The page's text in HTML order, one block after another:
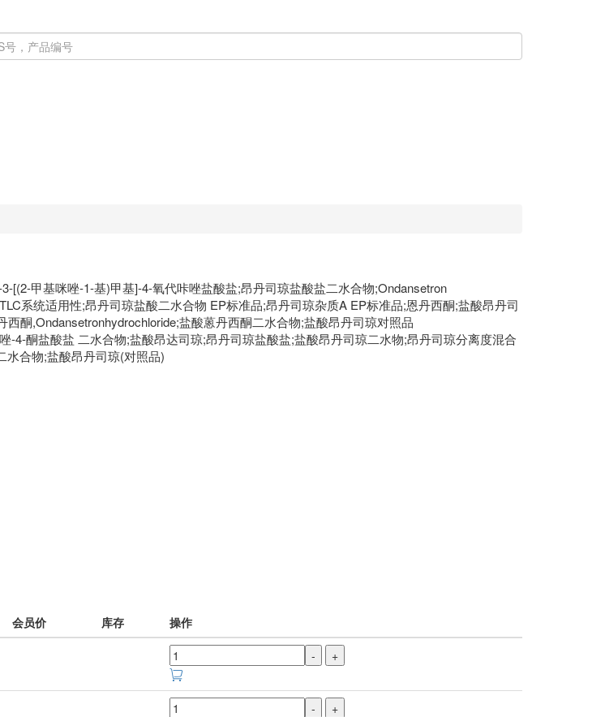
[(2-甲基咪唑-1-基)甲基]-4-氧代咔唑盐酸盐;昂丹司琼盐酸盐二水合物;Ondansetron
系统适用性;昂丹司琼盐酸二水合物 EP标准品;昂丹司琼杂质A EP标准品;恩丹西酮;盐酸昂丹司
酮,Ondansetronhydrochloride;盐酸蒽丹西酮二水合物;盐酸昂丹司琼对照品
-4-酮盐酸盐 二水合物;盐酸昂达司琼;昂丹司琼盐酸盐;盐酸昂丹司琼二水物;昂丹司琼分离度混合
水合物;盐酸昂丹司琼(对照品)
会员价 库存
操作
- +
- +